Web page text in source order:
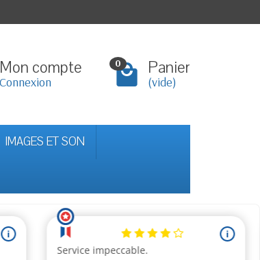
Mon compte
Connexion
0 Panier
(vide)
IMAGES ET SON